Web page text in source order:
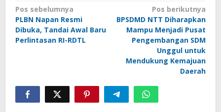
Navigasi
pos
Pos sebelumnya
PLBN Napan Resmi
Dibuka, Tandai Awal Baru
Perlintasan RI-RDTL
Pos berikutnya
BPSDMD NTT Diharapkan
Mampu Menjadi Pusat
Pengembangan SDM
Unggul untuk
Mendukung Kemajuan
Daerah